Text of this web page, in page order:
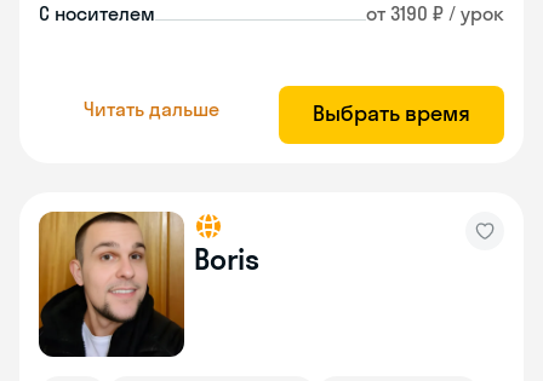
С носителем от 3190 ₽ / урок
Читать дальше Выбрать время
Boris